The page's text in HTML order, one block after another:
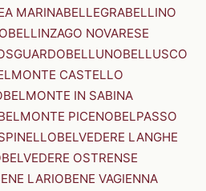
MARINABELLEGRABELLINO
BELLINZAGO NOVARESE
BELLUNOBELLUSCO
CASTELLO
BELMONTE IN SABINA
PICENOBELPASSO
BELVEDERE LANGHE
BELVEDERE OSTRENSE
LARIOBENE VAGIENNA